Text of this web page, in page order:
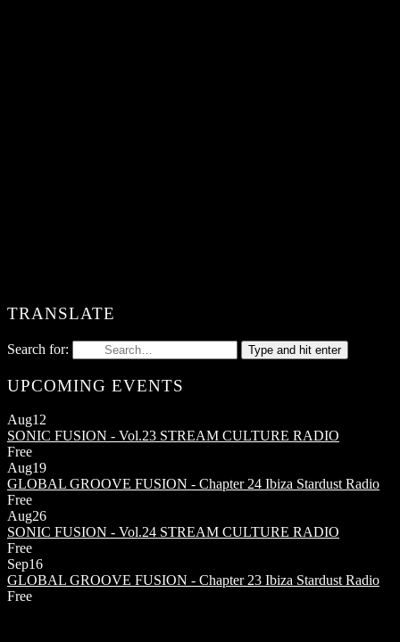
TRANSLATE
Search for: Type and hit enter
UPCOMING EVENTS
Aug12
SONIC FUSION - Vol.23 STREAM CULTURE RADIO
Free
Aug19
GLOBAL GROOVE FUSION - Chapter 24 Ibiza Stardust Radio
Free
Aug26
SONIC FUSION - Vol.24 STREAM CULTURE RADIO
Free
Sep16
GLOBAL GROOVE FUSION - Chapter 23 Ibiza Stardust Radio
Free